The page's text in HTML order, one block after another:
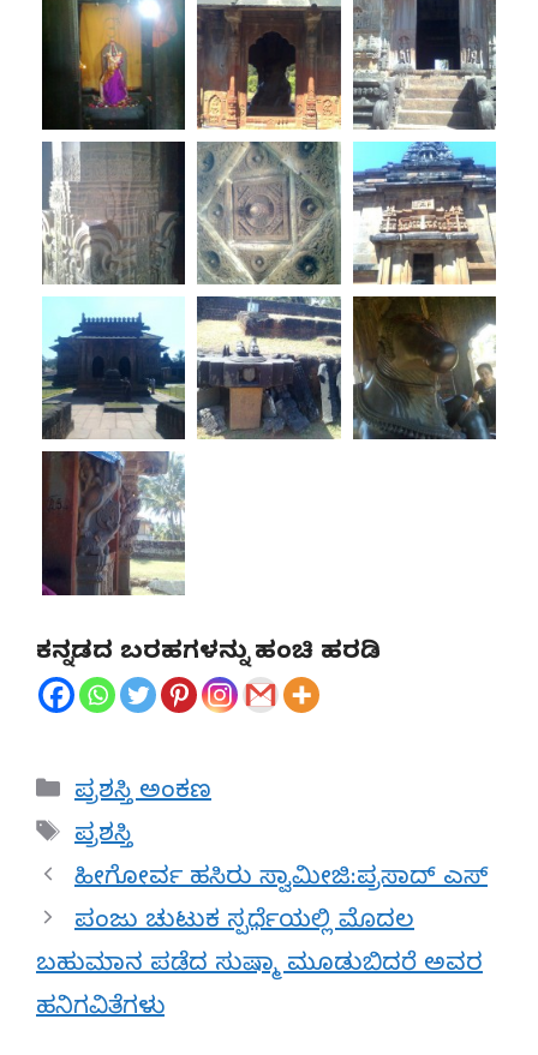
ಕನ್ನಡದ ಬರಹಗಳನ್ನು ಹಂಚಿ ಹರಡಿ
Categories
ಪ್ರಶಸ್ತಿ ಅಂಕಣ
Tags
ಪ್ರಶಸ್ತಿ
ಹೀಗೋರ್ವ ಹಸಿರು ಸ್ವಾಮೀಜಿ:ಪ್ರಸಾದ್ ಎಸ್
ಪಂಜು ಚುಟುಕ ಸ್ಪರ್ಧೆಯಲ್ಲಿ ಮೊದಲ
ಬಹುಮಾನ ಪಡೆದ ಸುಷ್ಮಾ ಮೂಡುಬಿದರೆ ಅವರ
ಹನಿಗವಿತೆಗಳು